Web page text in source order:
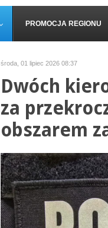
PROMOCJA REGIONU
środa, 01 lipiec 2026 08:37
Dwóch
za
obszarem